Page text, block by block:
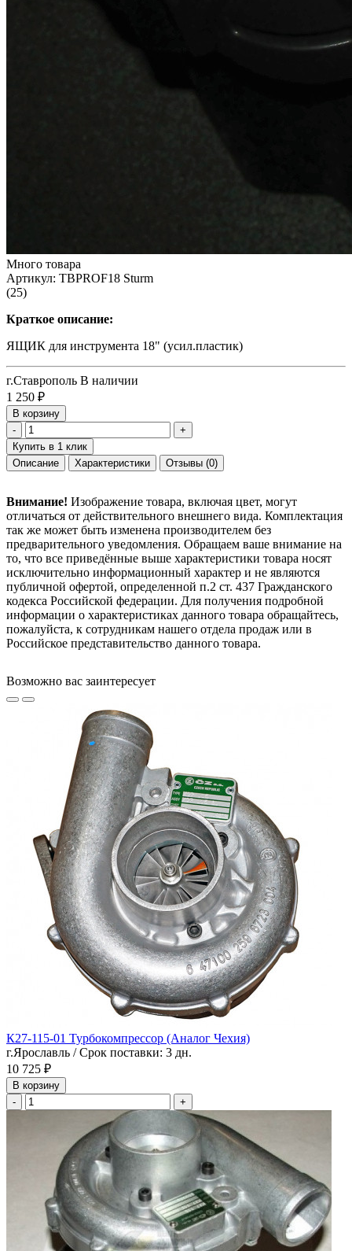
Много товара
Артикул: TBPROF18 Sturm
(25)
Краткое описание:
ЯЩИК для инструмента 18" (усил.пластик)
г.Ставрополь В наличии
1 250 ₽
В корзину
-
+
Купить в 1 клик
Описание
Характеристики Отзывы (0)
Внимание! Изображение товара, включая цвет, могут
отличаться от действительного внешнего вида. Комплектация
так же может быть изменена производителем без
предварительного уведомления. Обращаем ваше внимание на
то, что все приведённые выше характеристики товара носят
исключительно информационный характер и не являются
публичной офертой, определенной п.2 ст. 437 Гражданского
кодекса Российской федерации. Для получения подробной
информации о характеристиках данного товара обращайтесь,
пожалуйста, к сотрудникам нашего отдела продаж или в
Российское представительство данного товара.
Возможно вас заинтересует
К27-115-01 Турбокомпрессор (Аналог Чехия)
г.Ярославль / Срок поставки: 3 дн.
10 725 ₽
В корзину
-
+